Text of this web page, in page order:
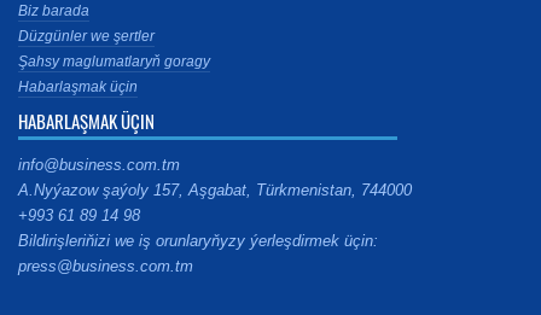
Biz barada
Düzgünler we şertler
Şahsy maglumatlaryň goragy
Habarlaşmak üçin
HABARLAŞMAK ÜÇIN
info@business.com.tm
A.Nyýazow şaýoly 157, Aşgabat, Türkmenistan, 744000
+993 61 89 14 98
Bildirişleriňizi we iş orunlaryňyzy ýerleşdirmek üçin:
press@business.com.tm